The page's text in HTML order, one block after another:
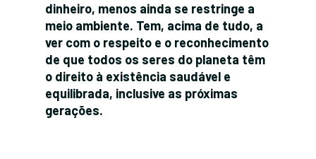
dinheiro, menos ainda se restringe a
meio ambiente. Tem, acima de tudo, a
ver com o respeito e o reconhecimento
de que todos os seres do planeta têm
o direito à existência saudável e
equilibrada, inclusive as próximas
gerações.